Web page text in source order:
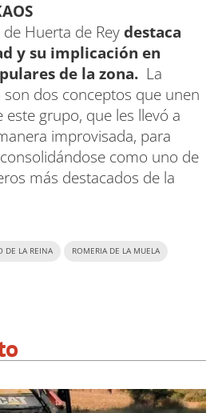
Huerta de Rey destaca
y su implicación en
de la zona. La
dos conceptos que unen
grupo, que les llevó a
improvisada, para
como uno de
más destacados de la
DE LA REINA ROMERIA DE LA MUELA